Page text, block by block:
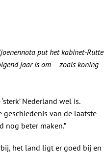
put het kabinet-Rutte
jaar is om – zoals koning
Nederland wel is.
geschiedenis van de laatste
nog beter maken.”
het land ligt er goed bij en